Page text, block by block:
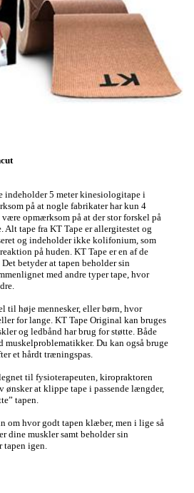
indeholder 5 meter kinesiologitape i
på at nogle fabrikater har kun 4
opmærksom på at der stor forskel på
tape fra KT Tape er allergitestet og
og indeholder ikke kolifonium, som
på huden. KT Tape er en af de
betyder at tapen beholder sin
med andre typer tape, hvor
til høje mennesker, eller børn, hvor
for lange. KT Tape Original kan bruges
og ledbånd har brug for støtte. Både
muskelproblematikker. Du kan også bruge
et hårdt træningspas.
til fysioterapeuten, kiropraktoren
ønsker at klippe tape i passende længder,
tapen.
om hvor godt tapen klæber, men i lige så
dine muskler samt beholder sin
tapen igen.